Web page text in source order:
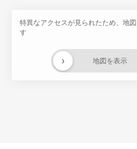
特異なアクセスが見られたため、地
す
地図を表示
›